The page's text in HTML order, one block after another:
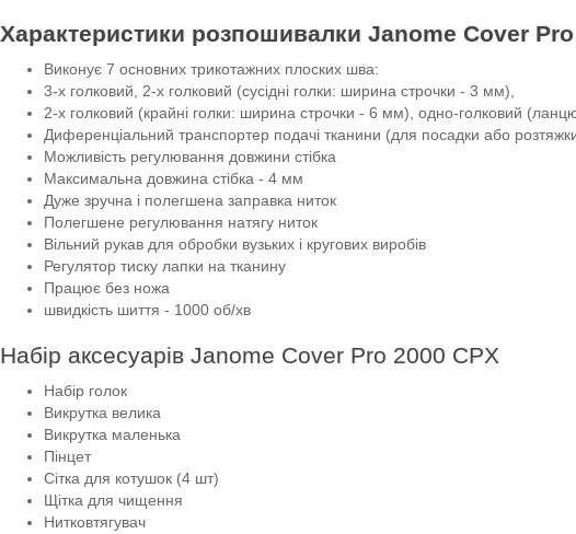
Характеристики розпошивалки Janome Cover Pro
Виконує 7 основних трикотажних плоских шва:
3-х голковий, 2-х голковий (сусідні голки: ширина строчки - 3 мм),
2-х голковий (крайні голки: ширина строчки - 6 мм), одно-голковий
Диференціальний транспортер подачі тканини (для посадки або
Можливість регулювання довжини стібка
Максимальна довжина стібка - 4 мм
Дуже зручна і полегшена заправка ниток
Полегшене регулювання натягу ниток
Вільний рукав для обробки вузьких і кругових виробів
Регулятор тиску лапки на тканину
Працює без ножа
швидкість шиття - 1000 об/хв
Набір аксесуарів Janome Cover Pro 2000 CPX
Набір голок
Викрутка велика
Викрутка маленька
Пінцет
Сітка для котушок (4 шт)
Щітка для чищення
Нитковтягувач